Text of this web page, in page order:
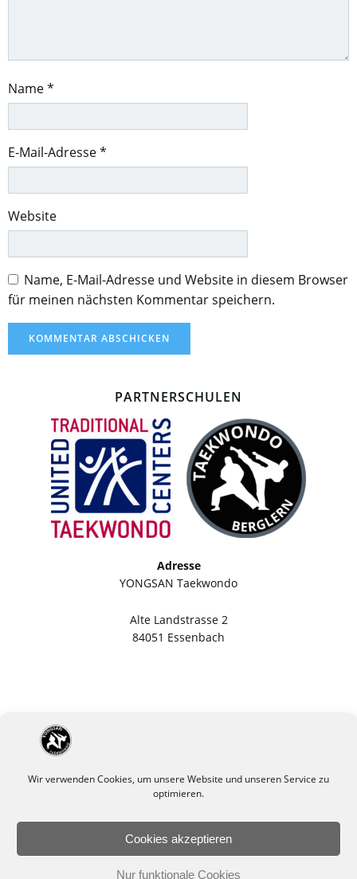
Wir verwenden Cookies, um unsere Website und unseren Service zu
optimieren.
Cookies akzeptieren
Nur funktionale Cookies
Name*
E-Mail-Adresse*
Website
Name, E-Mail-Adresse und Website in diesem Browser
für meinen nächsten Kommentar speichern.
PARTNERSCHULEN
Adresse
YONGSAN Taekwondo
Alte Landstrasse 2
84051 Essenbach
Impressum
Datenschutzerklärung